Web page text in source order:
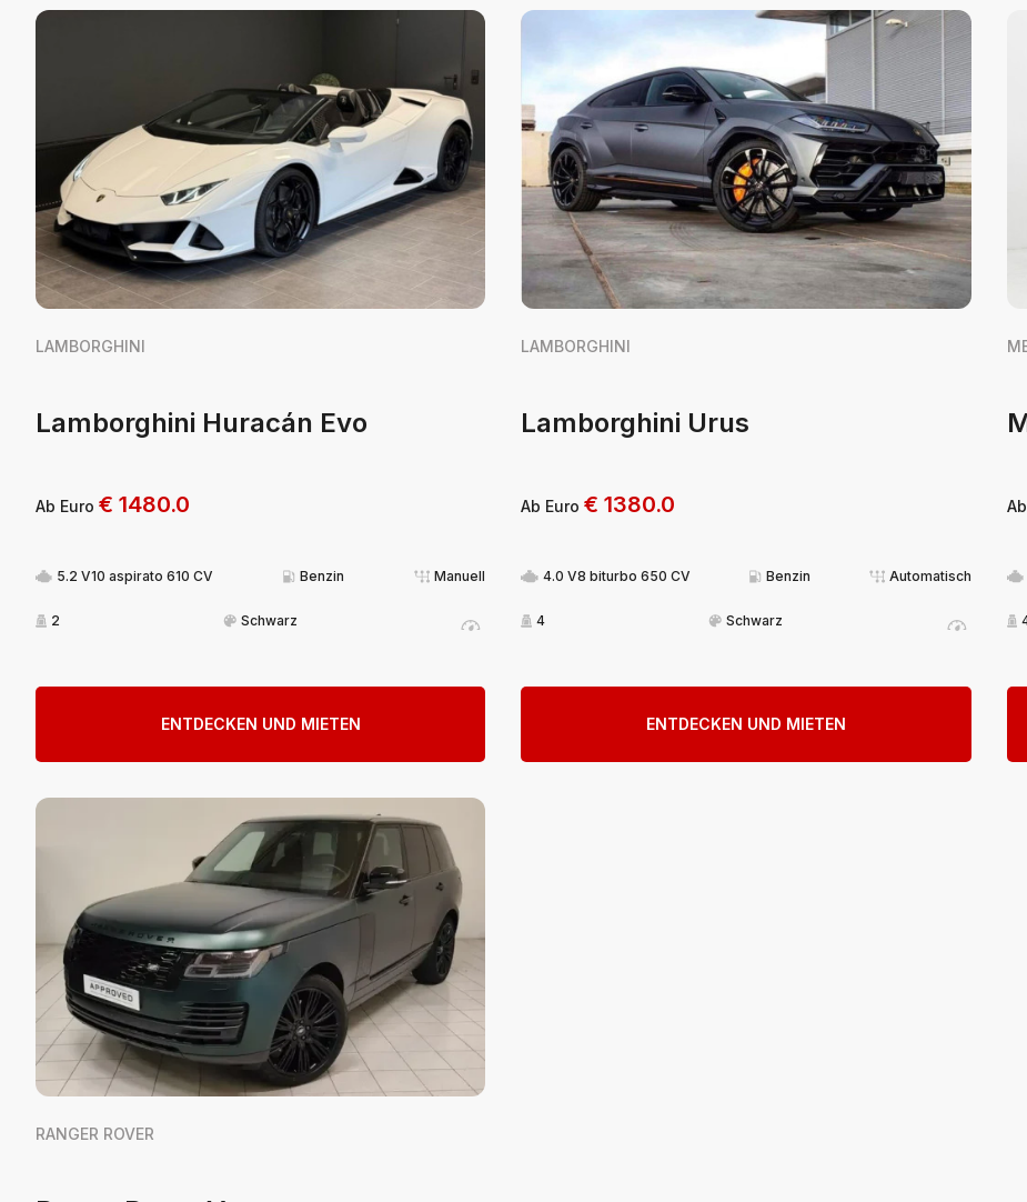
LAMBORGHINI
Lamborghini Huracán Evo
Ab Euro € 1480.0
5.2 V10 aspirato 610 CV Benzin Manuell
2 Schwarz
ENTDECKEN UND MIETEN
LAMBORGHINI
Lamborghini Urus
Ab Euro€1380.0
4.0 V8 biturbo 650 CV Benzin Automatisch
4 Schwarz
ENTDECKEN UND MIETEN
RANGER ROVER